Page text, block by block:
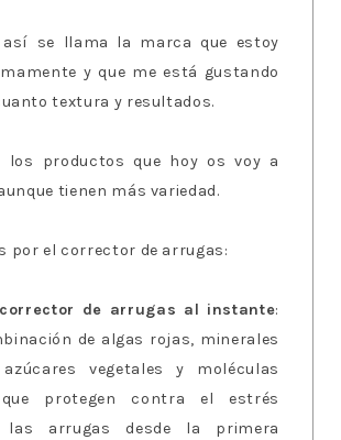
se llama la marca que estoy
y que me está gustando
textura y resultados.
los productos que hoy os voy a
tienen más variedad.
por el corrector de arrugas:
corrector de arrugas al instante:
de algas rojas, minerales
vegetales y moléculas
protegen contra el estrés
las arrugas desde la primera